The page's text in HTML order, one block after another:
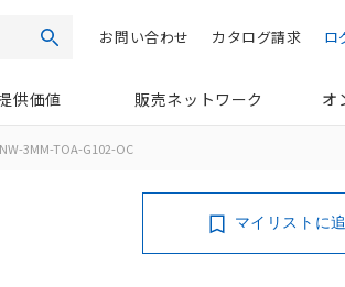
検索 ロ
カタログ請求
お問い合わせ
供価値 販売ネットワーク オ
3MM-TOA-G102-OC
マイリストに